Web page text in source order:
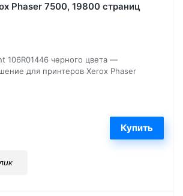
Phaser 7500, 19800 страниц
106R01446 черного цвета —
для принтеров Xerox Phaser